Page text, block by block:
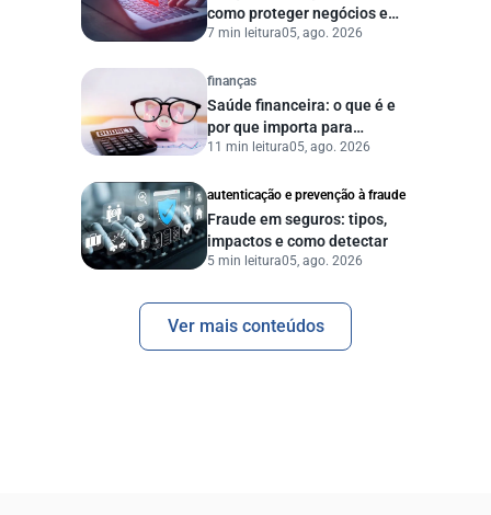
como proteger negócios e
dados digitais
7 min leitura05, ago. 2026
finanças
Saúde financeira: o que é e
por que importa para
pessoas e empresas?
11 min leitura05, ago. 2026
autenticação e prevenção à fraude
Fraude em seguros: tipos,
impactos e como detectar
5 min leitura05, ago. 2026
Ver mais conteúdos